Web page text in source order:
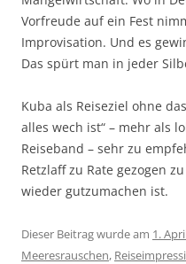
Vorfreude auf ein Fest
Improvisation. Und es
Das spürt man in jeder
Kuba als Reiseziel ohne
alles wech ist“ – mehr als
Reiseband – sehr zu
Retzlaff zu Rate gezogen
wieder gutzumachen ist.
Dieser Beitrag wurde am 1.
Meeresrauschen,